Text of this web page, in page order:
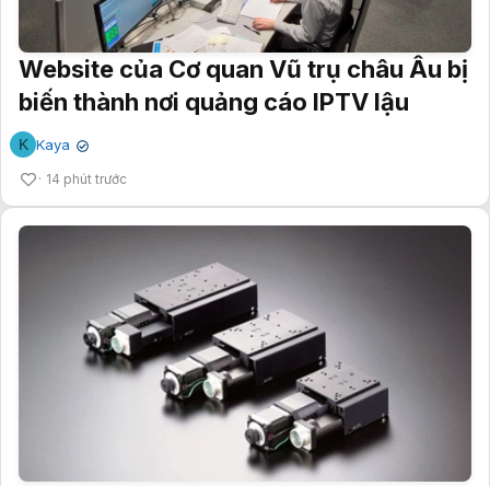
Website của Cơ quan Vũ trụ châu Âu bị
biến thành nơi quảng cáo IPTV lậu
K Kaya ✔
14 phút trước